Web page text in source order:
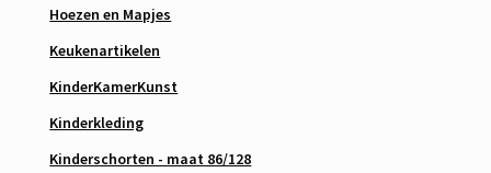
Hoezen en Mapjes
Keukenartikelen
KinderKamerKunst
Kinderkleding
Kinderschorten - maat 86/128